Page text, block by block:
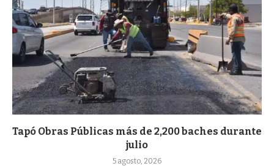
Tapó Obras Públicas más de 2,200 baches durante
julio
5 agosto, 2026